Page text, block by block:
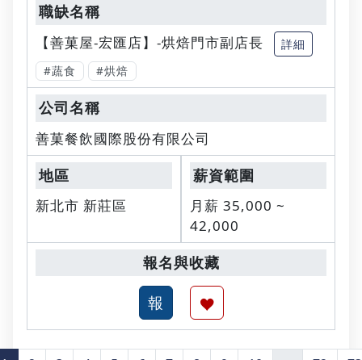
【善菓屋-宏匯店】-烘焙門市副店長
詳細
#蔬食
#烘焙
善菓餐飲國際股份有限公司
新北市 新莊區
月薪 35,000 ~
42,000